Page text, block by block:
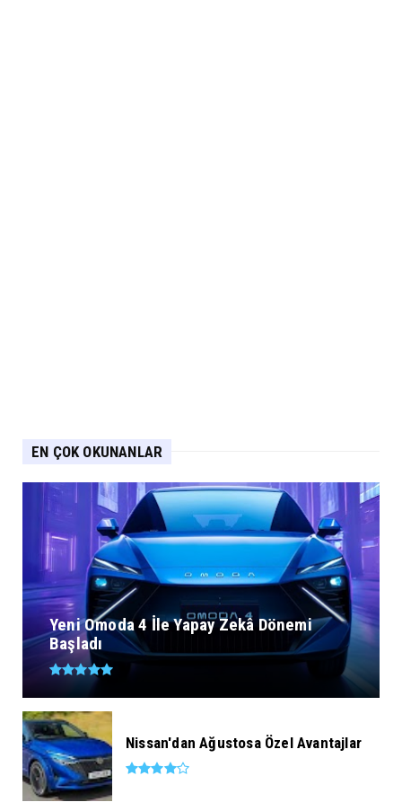
EN ÇOK OKUNANLAR
Yeni Omoda 4 İle Yapay Zekâ Dönemi
Başladı
Nissan'dan Ağustosa Özel Avantajlar